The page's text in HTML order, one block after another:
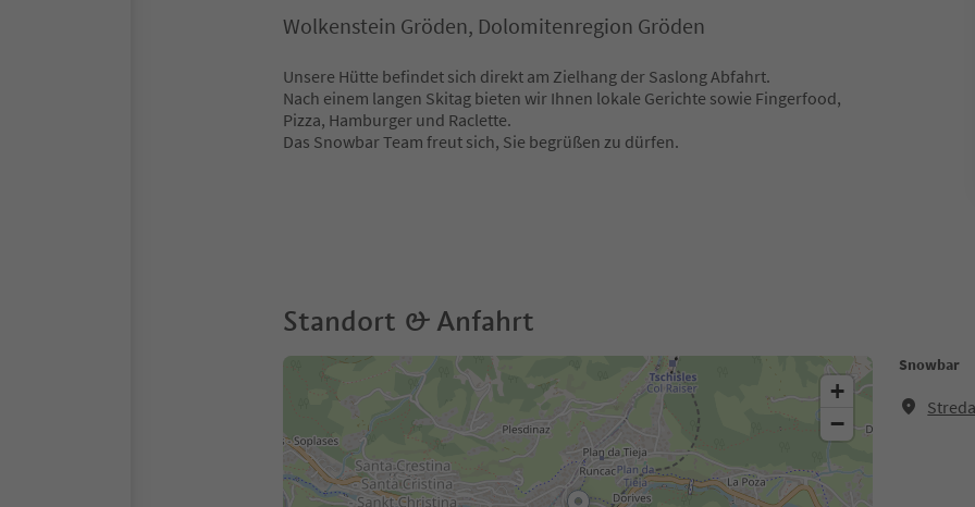
Wolkenstein Gröden, Dolomitenregion Gröden
Unsere Hütte befindet sich direkt am Zielhang der Saslong Abfahrt.
Nach einem langen Skitag bieten wir Ihnen lokale Gerichte sowie Fingerfood,
Pizza, Hamburger und Raclette.
Das Snowbar Team freut sich, Sie begrüßen zu dürfen.
Standort & Anfahrt
Snowbar
+
−